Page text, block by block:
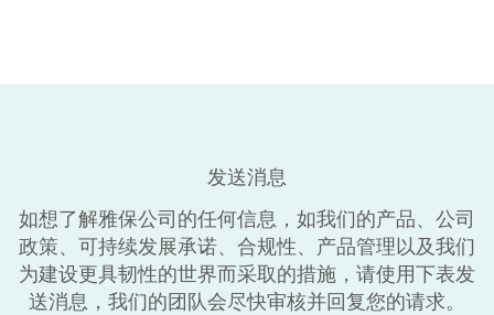
发送消息
如想了解雅保公司的任何信息，如我们的产品、公司
政策、可持续发展承诺、合规性、产品管理以及我们
为建设更具韧性的世界而采取的措施，请使用下表发
送消息，我们的团队会尽快审核并回复您的请求。